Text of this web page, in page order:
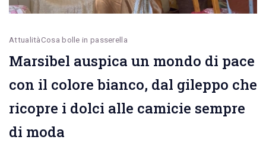
eleganza
AttualitàCosa bolle in passerella
Marsibel auspica un mondo di pace
con il colore bianco, dal gileppo che
ricopre i dolci alle camicie sempre
di moda